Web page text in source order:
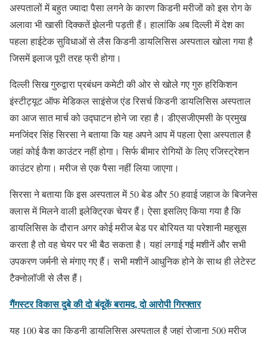
अस्‍पतालों में बहुत ज्‍यादा पैसा लगने के कारण किडनी मरीजों को इस रोग के
अलावा भी खासी दिक्‍कतें झेलनी पड़ती हैं। हालांकि अब दिल्‍ली में देश का
पहला हाईटेक सुविधाओं से लैस किडनी डायलिसिस अस्‍पताल खोला गया है
जिसमें इलाज पूरी तरह फ्री होगा।
दिल्‍ली सिख गुरुद्वारा प्रबंधन कमेटी की ओर से खोले गए गुरु हरिकिशन
इंस्‍टीट्यूट ऑफ मेडिकल साइंसेज एंड रिसर्च किडनी डायलिसिस अस्‍पताल
का आज सात मार्च को उद्घाटन होने जा रहा है। डीएसजीएमसी के प्रमुख
मनजिंदर सिंह सिरसा ने बताया कि यह अपने आप में पहला ऐसा अस्‍पताल है
जहां कोई कैश काउंटर नहीं होगा। सिर्फ बीमार रोगियों के लिए रजिस्‍ट्रेशन
काउंटर होगा। मरीज से एक पैसा नहीं लिया जाएगा।
सिरसा ने बताया कि इस अस्‍पताल में 50 बेड और 50 हवाई जहाज के बिजनेस
क्‍लास में मिलने वाली इलेक्ट्रिक चेयर हैं। ऐसा इसलिए किया गया है कि
डायलिसिस के दौरान अगर कोई मरीज बेड पर बोरियत या परेशानी महसूस
करता है तो वह चेयर पर भी बैठ सकता है। यहां लगाई गई मशीनें और सभी
उपकरण जर्मनी से मंगाए गए हैं। सभी मशीनें आधुनिक होने के साथ ही लेटेस्‍ट
टैक्‍नोलॉजी से लैस हैं।
गैंगस्टर विकास दुबे की दो बंदूकें बरामद, दो आरोपी गिरफ्तार
यह 100 बेड का किडनी डायलिसिस अस्‍पताल है जहां रोजाना 500 मरीज